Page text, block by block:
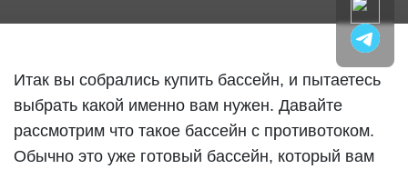
Итак вы собрались купить бассейн, и пытаетесь
выбрать какой именно вам нужен. Давайте
рассмотрим что такое бассейн с противотоком.
Обычно это уже готовый бассейн, который вам